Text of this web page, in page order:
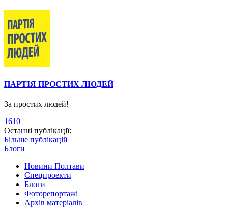
ПАРТІЯ ПРОСТИХ ЛЮДЕЙ
За простих людей!
1610
Останні публікації:
Більше публікацій
Блоги
Новини Полтави
Спецпроекти
Блоги
Фоторепортажі
Архів матеріалів